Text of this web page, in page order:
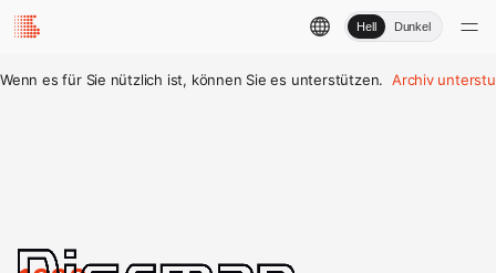
Hell Dunkel
Wenn es für Sie nützlich ist, können Sie es unterstützen. Archiv